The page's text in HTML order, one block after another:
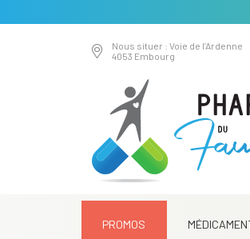
Nous situer : Voie de l’Ardenne
4053 Embourg
PROMOS